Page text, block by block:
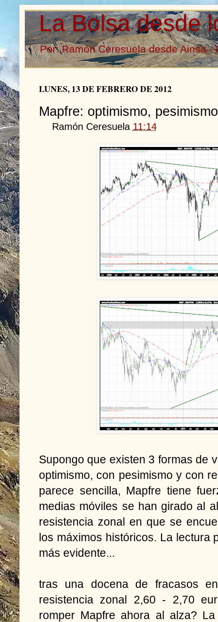
La Bolsa desde
Por: Ramón Ceresuela desde Ainsa -
LUNES, 13 DE FEBRERO DE 2012
Mapfre: optimismo,
Ramón Ceresuela 11:14
Supongo que existen 3 formas de
optimismo, con pesimismo y con
parece sencilla, Mapfre tiene
medias móviles se han girado al
resistencia zonal en que se
los máximos históricos. La lectura
más evidente...
tras una docena de fracasos
resistencia zonal 2,60 - 2,70
romper Mapfre ahora al alza?